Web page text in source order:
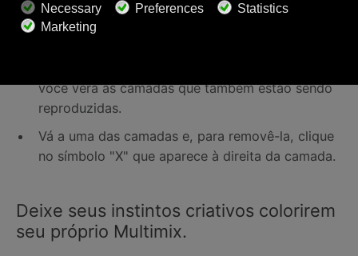
Clique no símbolo de mais (+) (que agora vai
você verá as camadas que também estão sendo
reproduzidas.
Vá a uma das camadas e, para removê-la, clique
no símbolo "X" que aparece à direita da camada.
Deixe seus instintos criativos colorirem
seu próprio Multimix.